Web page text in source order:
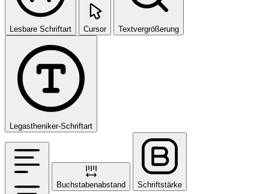
Lesbare Schriftart Cursor Textvergrößerung
Legastheniker-Schriftart
Buchstabenabstand Schriftstärke